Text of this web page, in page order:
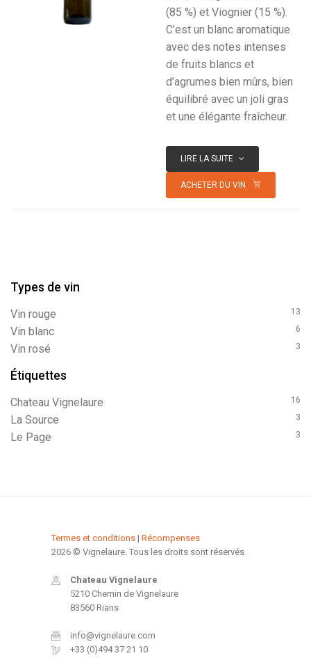
(85 %) et Viognier (15 %).
C’est un blanc aromatique
avec des notes intenses
de fruits blancs et
d’agrumes bien mûrs, bien
équilibré avec un joli gras
et une élégante fraîcheur.
LIRE LA SUITE
ACHETER DU VIN
Types de vin
vin rouge 13
vin blanc 6
vin rosé 3
Étiquettes
Chateau Vignelaure 16
La Source 3
Le Page 3
Termes et conditions | Récompenses
2026 © Vignelaure. Tous les droits sont réservés.
Chateau Vignelaure
5210 Chemin de Vignelaure
83560 Rians
info@vignelaure.com
+33 (0)494 37 21 10